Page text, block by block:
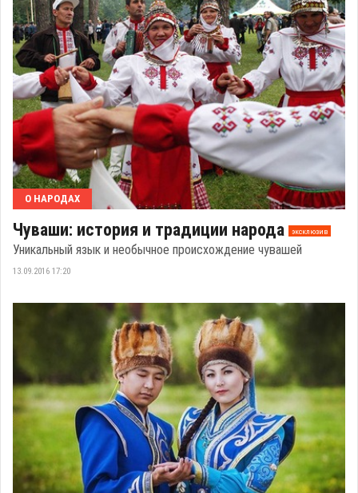
О НАРОДАХ
Чуваши: история и традиции народа эксклюзив
Уникальный язык и необычное происхождение чувашей
13.09.2016 17:20